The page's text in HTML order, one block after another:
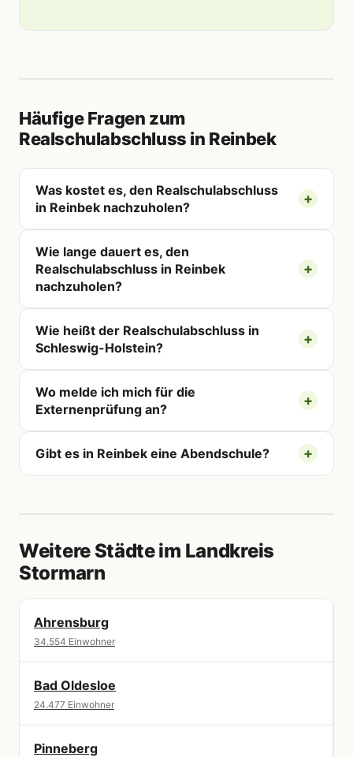
Häufige Fragen zum
Realschulabschluss in Reinbek
Was kostet es, den Realschulabschluss
in Reinbek nachzuholen?
Wie lange dauert es, den
Realschulabschluss in Reinbek
nachzuholen?
Wie heißt der Realschulabschluss in
Schleswig-Holstein?
Wo melde ich mich für die
Externenprüfung an?
Gibt es in Reinbek eine Abendschule?
Weitere Städte im Landkreis
Stormarn
Ahrensburg
34.554 Einwohner
Bad Oldesloe
24.477 Einwohner
Pinneberg